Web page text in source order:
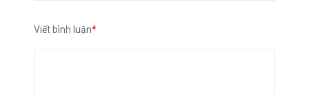
Viết bình luận*